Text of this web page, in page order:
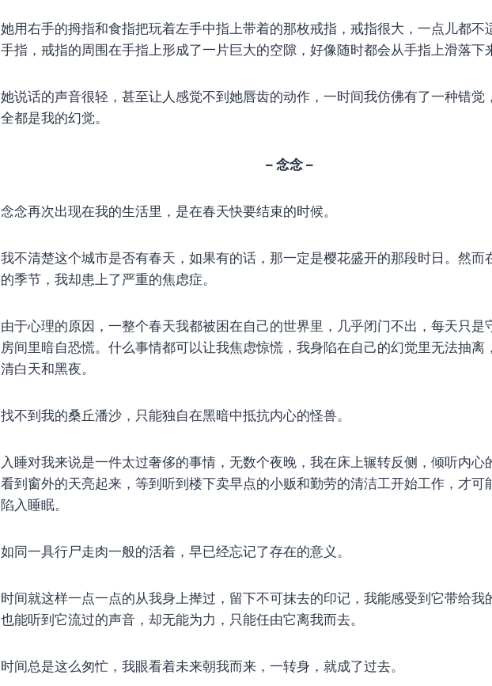
她用右手的拇指和食指把玩着左手中指上带着的那枚戒指，戒指很大，一点儿都不
手指，戒指的周围在手指上形成了一片巨大的空隙，好像随时都会从手指上滑落下
她说话的声音很轻，甚至让人感觉不到她唇齿的动作，一时间我仿佛有了一种错觉
全都是我的幻觉。
– 念念 –
念念再次出现在我的生活里，是在春天快要结束的时候。
我不清楚这个城市是否有春天，如果有的话，那一定是樱花盛开的那段时日。然而
的季节，我却患上了严重的焦虑症。
由于心理的原因，一整个春天我都被困在自己的世界里，几乎闭门不出，每天只是
房间里暗自恐慌。什么事情都可以让我焦虑惊慌，我身陷在自己的幻觉里无法抽离
清白天和黑夜。
找不到我的桑丘潘沙，只能独自在黑暗中抵抗内心的怪兽。
入睡对我来说是一件太过奢侈的事情，无数个夜晚，我在床上辗转反侧，倾听内心
看到窗外的天亮起来，等到听到楼下卖早点的小贩和勤劳的清洁工开始工作，才可
陷入睡眠。
如同一具行尸走肉一般的活着，早已经忘记了存在的意义。
时间就这样一点一点的从我身上撵过，留下不可抹去的印记，我能感受到它带给我
也能听到它流过的声音，却无能为力，只能任由它离我而去。
时间总是这么匆忙，我眼看着未来朝我而来，一转身，就成了过去。